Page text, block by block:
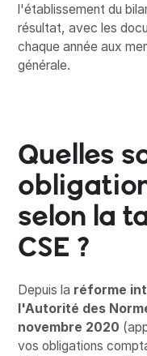
l'établissement du
résultat, avec les
chaque année aux
générale.
Quelles
selon la
CSE ?
Depuis la réforme
l'Autorité des
novembre 2020
vos obligations